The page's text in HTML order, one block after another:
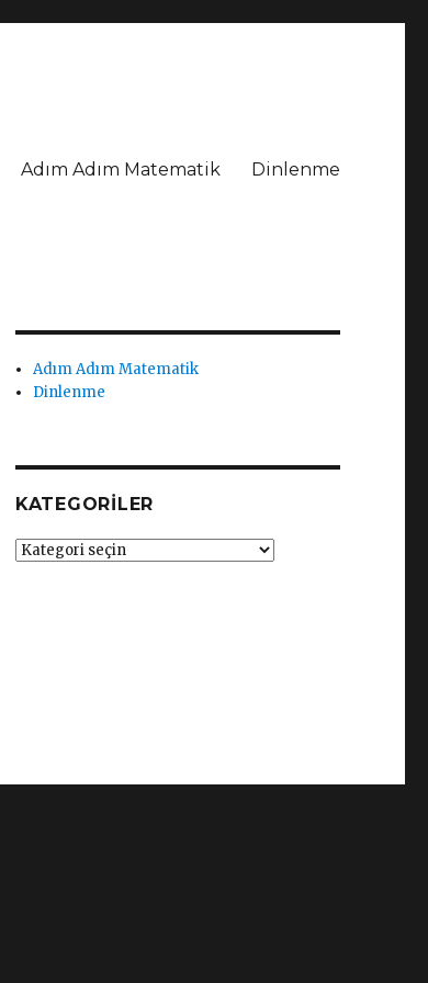
Adım Adım Matematik Dinlenme
Adım Adım Matematik
Dinlenme
KATEGORILER
Kategoriler